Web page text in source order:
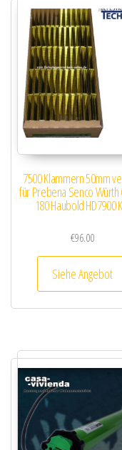
7500 Klammern 50mm
für Prebena Senco Würth
180 Haubold HD7900
€96.00
Siehe Angebot